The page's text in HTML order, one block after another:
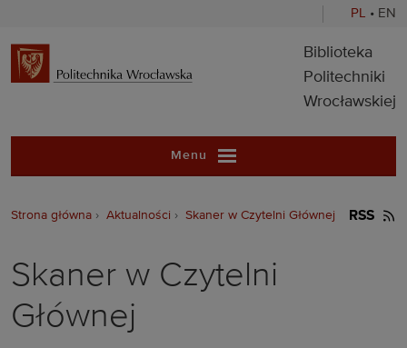
PL • EN
Biblioteka
Biblioteka
Politechniki
Wrocławskiej
Menu
Strona główna Aktualności Skaner w Czytelni Głównej RSS
Skaner w Czytelni
Głównej